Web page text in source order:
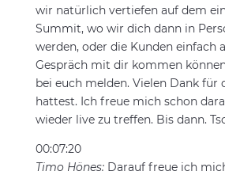
wir natürlich vertiefen auf dem
Summit, wo wir dich dann in
werden, oder die Kunden einfach
Gespräch mit dir kommen
bei euch melden. Vielen Dank für
hattest. Ich freue mich schon
wieder live zu treffen. Bis dann.
00:07:20
Timo Hönes: Darauf freue ich